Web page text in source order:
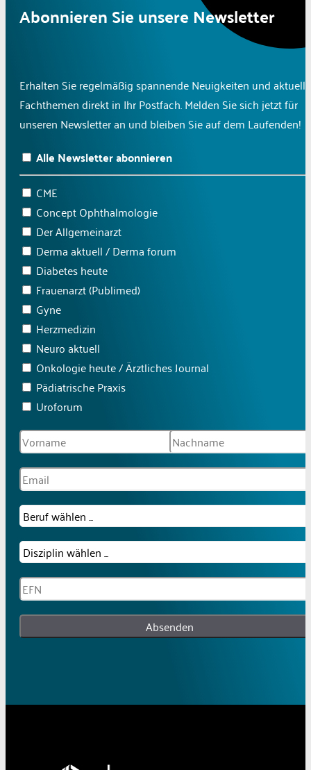
Abonnieren Sie unsere Newsletter
Erhalten Sie regelmäßig spannende Neuigkeiten und aktuelle
Fachthemen direkt in Ihr Postfach. Melden Sie sich jetzt für
unseren Newsletter an und bleiben Sie auf dem Laufenden!
Alle Newsletter abonnieren
CME
Concept Ophthalmologie
Der Allgemeinarzt
Derma aktuell / Derma forum
Diabetes heute
Frauenarzt (Publimed)
Gyne
Herzmedizin
Neuro aktuell
Onkologie heute / Ärztliches Journal
Pädiatrische Praxis
Uroforum
Absenden